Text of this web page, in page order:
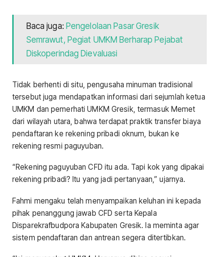
Baca juga: Pengelolaan Pasar Gresik
Semrawut, Pegiat UMKM Berharap Pejabat
Diskoperindag Dievaluasi
Tidak berhenti di situ, pengusaha minuman tradisional
tersebut juga mendapatkan informasi dari sejumlah ketua
UMKM dan pemerhati UMKM Gresik, termasuk Memet
dari wilayah utara, bahwa terdapat praktik transfer biaya
pendaftaran ke rekening pribadi oknum, bukan ke
rekening resmi paguyuban.
“Rekening paguyuban CFD itu ada. Tapi kok yang dipakai
rekening pribadi? Itu yang jadi pertanyaan,” ujarnya.
Fahmi mengaku telah menyampaikan keluhan ini kepada
pihak penanggung jawab CFD serta Kepala
Disparekrafbudpora Kabupaten Gresik. Ia meminta agar
sistem pendaftaran dan antrean segera ditertibkan.